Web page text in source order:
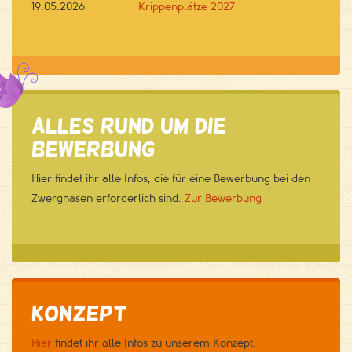
19.05.2026 Krippenplätze 2027
Alles rund um die
Bewerbung
Hier findet ihr alle Infos, die für eine Bewerbung bei den
Zwergnasen erforderlich sind. Zur Bewerbung
Konzept
Hier findet ihr alle Infos zu unserem Konzept.